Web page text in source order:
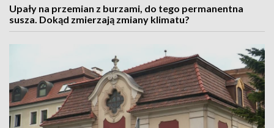
Upały na przemian z burzami, do tego permanentna
susza. Dokąd zmierzają zmiany klimatu?